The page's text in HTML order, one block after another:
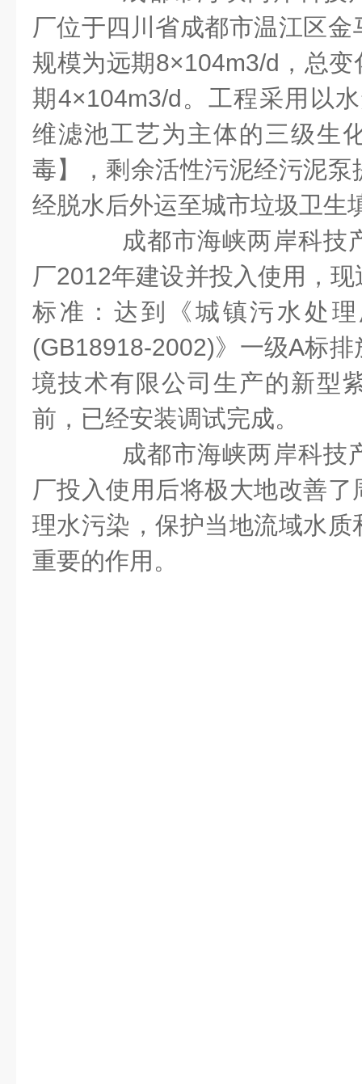
厂位于四川省成都市温江区
规模为远期8×104m3/d，总
期4×104m3/d。工程采用以
维滤池工艺为主体的三级生
毒】，剩余活性污泥经污泥
经脱水后外运至城市垃圾卫生
成都市海峡两岸科技
厂2012年建设并投入使用，
标准：达到《城镇污水处
(GB18918-2002)》一级A标
境技术有限公司生产的新型
前，已经安装调试完成。
成都市海峡两岸科技
厂投入使用后将极大地改善
理水污染，保护当地流域水
重要的作用。